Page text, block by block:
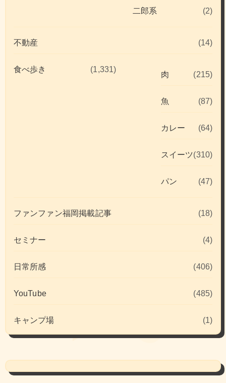
二郎系 (2)
不動産 (14)
食べ歩き (1,331)
肉 (215)
魚 (87)
カレー (64)
スイーツ(310)
パン (47)
ファンファン福岡掲載記事 (18)
セミナー (4)
日常所感 (406)
YouTube (485)
キャンプ場 (1)